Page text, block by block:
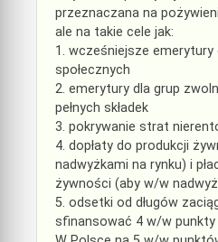
przeznaczana na
ale na takie cele jak:
1. wcześniejsze emerytury
społecznych
2. emerytury dla grup
pełnych składek
3. pokrywanie strat
4. dopłaty do produkcji
nadwyżkami na rynku) i
żywności (aby w/w
5. odsetki od długów
sfinansować 4 w/w punkty